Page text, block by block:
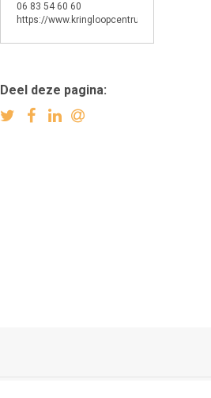
06 83 54 60 60
https://www.kringloopcentrumbollenstreek.nl/
Deel deze pagina: